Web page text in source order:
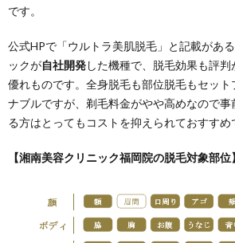
です。
公式HPで「ウルトラ美肌脱毛」と記載があ
ックが自社開発した機種で、脱毛効果も評
優れものです。全身脱毛も部位脱毛もセッ
ナブルですが、剃毛料金がやや高めなので事
る方はとってもコストを抑えられておすすめ
【湘南美容クリニック福岡院の脱毛対象部位】